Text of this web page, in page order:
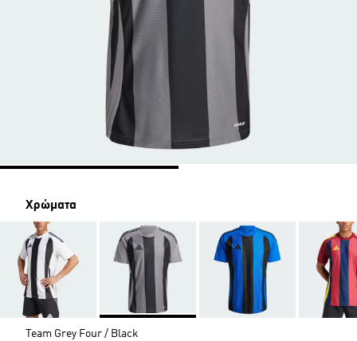
Χρώματα
Team Grey Four / Black